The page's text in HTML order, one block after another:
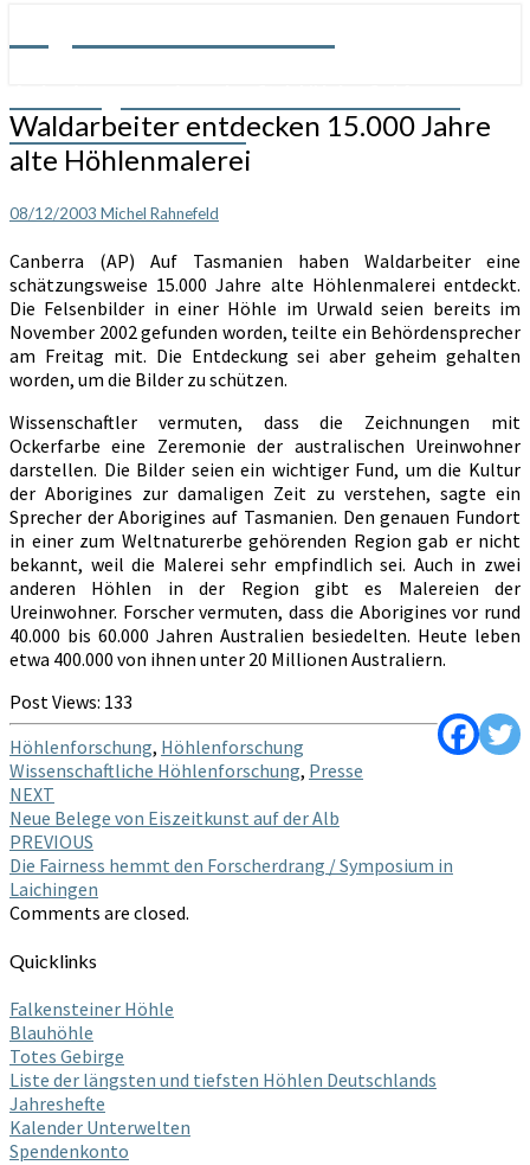
Grabenstetten e.V.
Waldarbeiter
entdecken
15.000
alte
Waldarbeiter entdecken 15.000 Jahre
alte Höhlenmalerei
08/12/2003 Michel Rahnefeld
Canberra (AP) Auf Tasmanien haben Waldarbeiter eine
schätzungsweise 15.000 Jahre alte Höhlenmalerei entdeckt.
Die Felsenbilder in einer Höhle im Urwald seien bereits im
November 2002 gefunden worden, teilte ein Behördensprecher
am Freitag mit. Die Entdeckung sei aber geheim gehalten
worden, um die Bilder zu schützen.
Wissenschaftler vermuten, dass die Zeichnungen mit
Ockerfarbe eine Zeremonie der australischen Ureinwohner
darstellen. Die Bilder seien ein wichtiger Fund, um die Kultur
der Aborigines zur damaligen Zeit zu verstehen, sagte ein
Sprecher der Aborigines auf Tasmanien. Den genauen Fundort
in einer zum Weltnaturerbe gehörenden Region gab er nicht
bekannt, weil die Malerei sehr empfindlich sei. Auch in zwei
anderen Höhlen in der Region gibt es Malereien der
Ureinwohner. Forscher vermuten, dass die Aborigines vor rund
40.000 bis 60.000 Jahren Australien besiedelten. Heute leben
etwa 400.000 von ihnen unter 20 Millionen Australiern.
Post Views: 133
Höhlenforschung, Höhlenforschung
Wissenschaftliche Höhlenforschung, Presse
Post
navigation
NEXT
Neue Belege von Eiszeitkunst auf der Alb
PREVIOUS
Die Fairness hemmt den Forscherdrang / Symposium in
Laichingen
Comments are closed.
Quicklinks
Falkensteiner Höhle
Blauhöhle
Totes Gebirge
Liste der längsten und tiefsten Höhlen Deutschlands
Jahreshefte
Kalender Unterwelten
Spendenkonto